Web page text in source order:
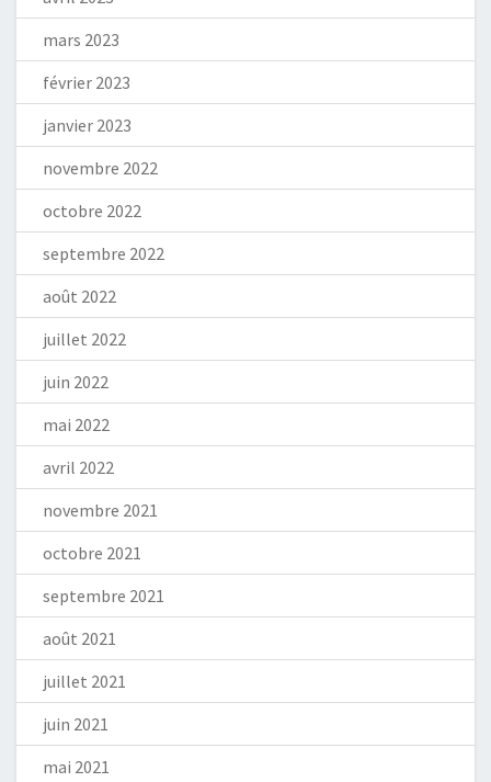
mars 2023
février 2023
janvier 2023
novembre 2022
octobre 2022
septembre 2022
août 2022
juillet 2022
juin 2022
mai 2022
avril 2022
novembre 2021
octobre 2021
septembre 2021
août 2021
juillet 2021
juin 2021
mai 2021